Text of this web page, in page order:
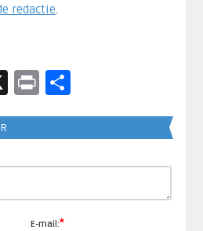
redactie.​
X PrintDelen
E-mail:*